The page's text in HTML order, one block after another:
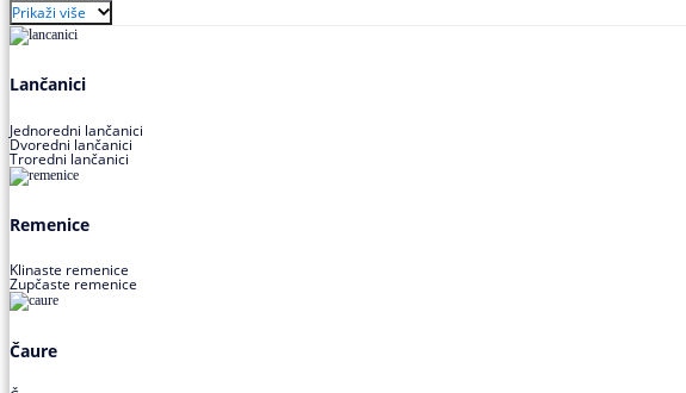
Prikaži više
Lančanici
Jednoredni lančanici
Dvoredni lančanici
Troredni lančanici
Remenice
Klinaste remenice
Zupčaste remenice
Čaure